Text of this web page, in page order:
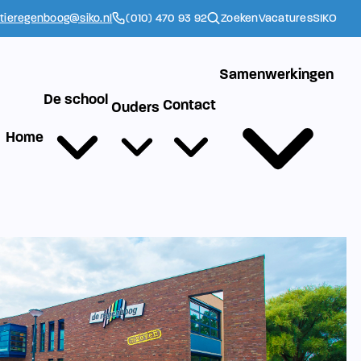
(010) 470 93 92 ZoekenVacaturesSIKO
Home
De school Ouders Contact
Samenwerkingen